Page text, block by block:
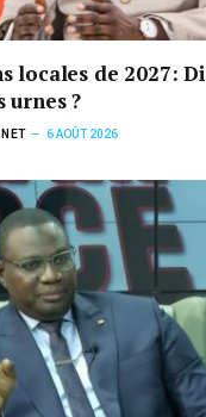
locales de 2027:
urnes ?
6 AOÛT 2026